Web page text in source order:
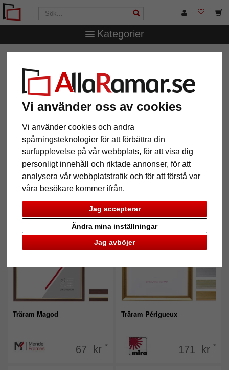
Vi använder oss av cookies
Vi använder cookies och andra
spårningsteknologier för att förbättra din
surfupplevelse på vår webbplats, för att visa dig
personligt innehåll och riktade annonser, för att
analysera vår webbplatstrafik och för att förstå var
våra besökare kommer ifrån.
Jag accepterar
Jag avböjer
Ändra mina inställningar
Kategorier
glas
12 Artiklar Populärast
Grid
Träram Magod
67 kr *
Träram Périgueux
171 kr *